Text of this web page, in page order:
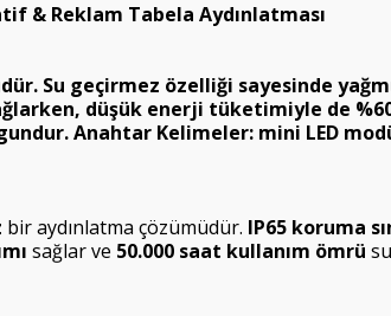
& Reklam Tabela Aydınlatması
Su geçirmez özelliği sayesinde
sağlarken, düşük enerji tüketimiyle de
Anahtar Kelimeler: mini LED
bir aydınlatma çözümüdür. IP65 koruma
sağlar ve 50.000 saat kullanım ömrü